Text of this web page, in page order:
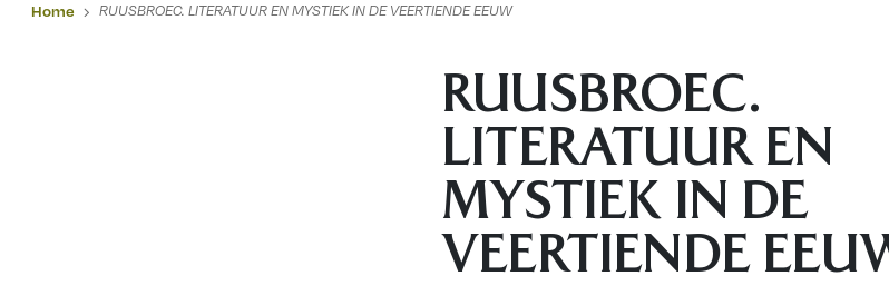
Home RUUSBROEC. LITERATUUR EN MYSTIEK IN DE VEERTIENDE EEUW
RUUSBROEC.
LITERATUUR EN
MYSTIEK IN DE
VEERTIENDE